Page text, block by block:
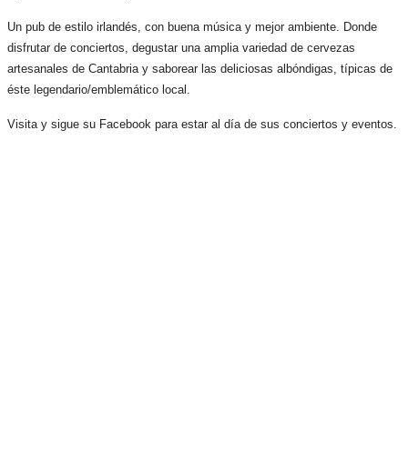
Un pub de estilo irlandés, con buena música y mejor ambiente. Donde
disfrutar de conciertos, degustar una amplia variedad de cervezas
artesanales de Cantabria y saborear las deliciosas albóndigas, típicas de
éste legendario/emblemático local.
Visita y sigue su Facebook para estar al día de sus conciertos y eventos.